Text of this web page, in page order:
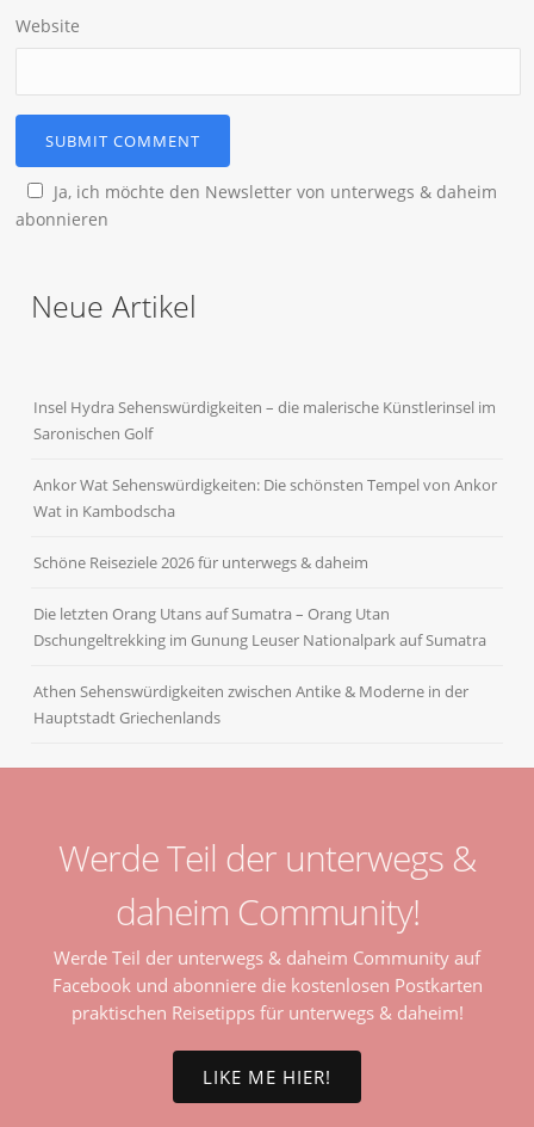
Website
Ja, ich möchte den Newsletter von unterwegs & daheim
abonnieren
Neue Artikel
Insel Hydra Sehenswürdigkeiten – die malerische Künstlerinsel im
Saronischen Golf
Ankor Wat Sehenswürdigkeiten: Die schönsten Tempel von Ankor
Wat in Kambodscha
Schöne Reiseziele 2026 für unterwegs & daheim
Die letzten Orang Utans auf Sumatra – Orang Utan
Dschungeltrekking im Gunung Leuser Nationalpark auf Sumatra
Athen Sehenswürdigkeiten zwischen Antike & Moderne in der
Hauptstadt Griechenlands
Werde Teil der unterwegs &
daheim Community!
Werde Teil der unterwegs & daheim Community auf
Facebook und abonniere die kostenlosen Postkarten
praktischen Reisetipps für unterwegs & daheim!
LIKE ME HIER!